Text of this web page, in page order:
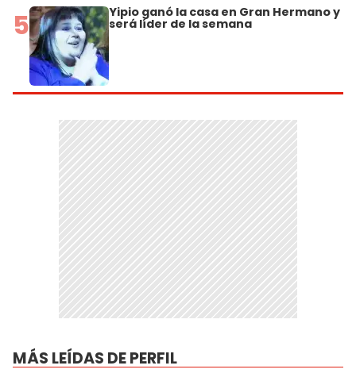
5 Yipio ganó la casa en Gran Hermano y
será líder de la semana
MÁS LEÍDAS DE PERFIL